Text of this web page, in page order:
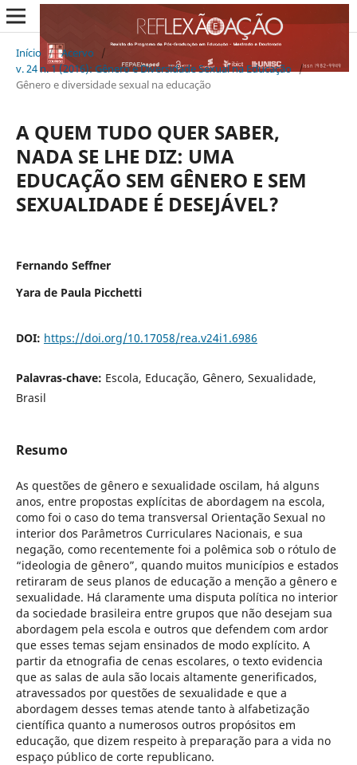
Início / Acervo
/
v. 24 n. 1 (2016): Gênero e Diversidade Sexual na Educação /
Gênero e diversidade sexual na educação
A QUEM TUDO QUER SABER,
NADA SE LHE DIZ: UMA
EDUCAÇÃO SEM GÊNERO E SEM
SEXUALIDADE É DESEJÁVEL?
Fernando Seffner
Yara de Paula Picchetti
DOI: https://doi.org/10.17058/rea.v24i1.6986
Palavras-chave: Escola, Educação, Gênero, Sexualidade,
Brasil
Resumo
As questões de gênero e sexualidade oscilam, há alguns
anos, entre propostas explícitas de abordagem na escola,
como foi o caso do tema transversal Orientação Sexual no
interior dos Parâmetros Curriculares Nacionais, e sua
negação, como recentemente foi a polêmica sob o rótulo de
“ideologia de gênero”, quando muitos municípios e estados
retiraram de seus planos de educação a menção a gênero e
sexualidade. Há claramente uma disputa política no interior
da sociedade brasileira entre grupos que não desejam sua
abordagem pela escola e outros que defendem com ardor
que esses temas sejam ensinados de modo explícito. A
partir da etnografia de cenas escolares, o texto evidencia
que as salas de aula são locais altamente generificados,
atravessados por questões de sexualidade e que a
abordagem desses temas atende tanto à alfabetização
científica quanto a numerosos outros propósitos em
educação, que dizem respeito à preparação para a vida no
espaço público de corte republicano.